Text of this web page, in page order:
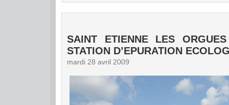
SAINT ETIENNE LES
STATION D’EPURATION
mardi 28 avril 2009